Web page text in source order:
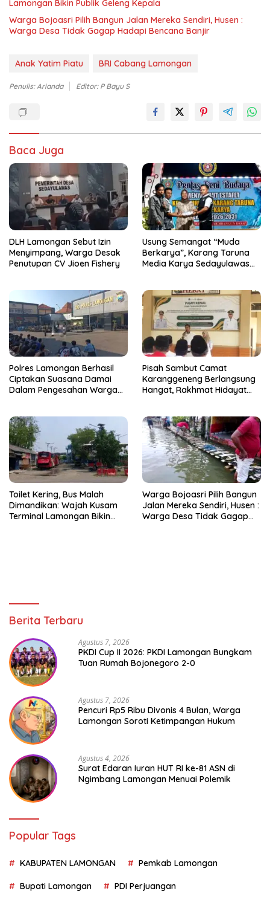
Lamongan Bikin Publik Geleng Kepala
Warga Bojoasri Pilih Bangun Jalan Mereka Sendiri, Husen :
Warga Desa Tidak Gagap Hadapi Bencana Banjir
Anak Yatim Piatu BRI Cabang Lamongan
Penulis: Arianda Editor: P Bayu S
Baca Juga
DLH Lamongan Sebut Izin
Menyimpang, Warga Desak
Penutupan CV Jioen Fishery
Usung Semangat “Muda
Berkarya”, Karang Taruna
Media Karya Sedayulawas
Polres Lamongan Berhasil
Ciptakan Suasana Damai
Dalam Pengesahan Warga
Pisah Sambut Camat
Karanggeneng Berlangsung
Hangat, Rakhmat Hidayat
Toilet Kering, Bus Malah
Dimandikan: Wajah Kusam
Terminal Lamongan Bikin
Warga Bojoasri Pilih Bangun
Jalan Mereka Sendiri, Husen :
Warga Desa Tidak Gagap
Berita Terbaru
Agustus 7, 2026
PKDI Cup II 2026: PKDI Lamongan Bungkam
Tuan Rumah Bojonegoro 2-0
Agustus 7, 2026
Pencuri Rp5 Ribu Divonis 4 Bulan, Warga
Lamongan Soroti Ketimpangan Hukum
Agustus 4, 2026
Surat Edaran Iuran HUT RI ke-81 ASN di
Ngimbang Lamongan Menuai Polemik
Popular Tags
KABUPATEN LAMONGAN Pemkab Lamongan
Bupati Lamongan PDI Perjuangan